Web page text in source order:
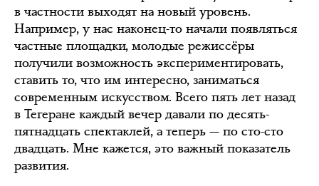
в частности выходят на новый уровень.
Например, у нас наконец-то начали появляться
частные площадки, молодые режиссёры
получили возможность экспериментировать,
ставить то, что им интересно, заниматься
современным искусством. Всего пять лет назад
в Тегеране каждый вечер давали по десять-
пятнадцать спектаклей, а теперь — по сто-сто
двадцать. Мне кажется, это важный показатель
развития.